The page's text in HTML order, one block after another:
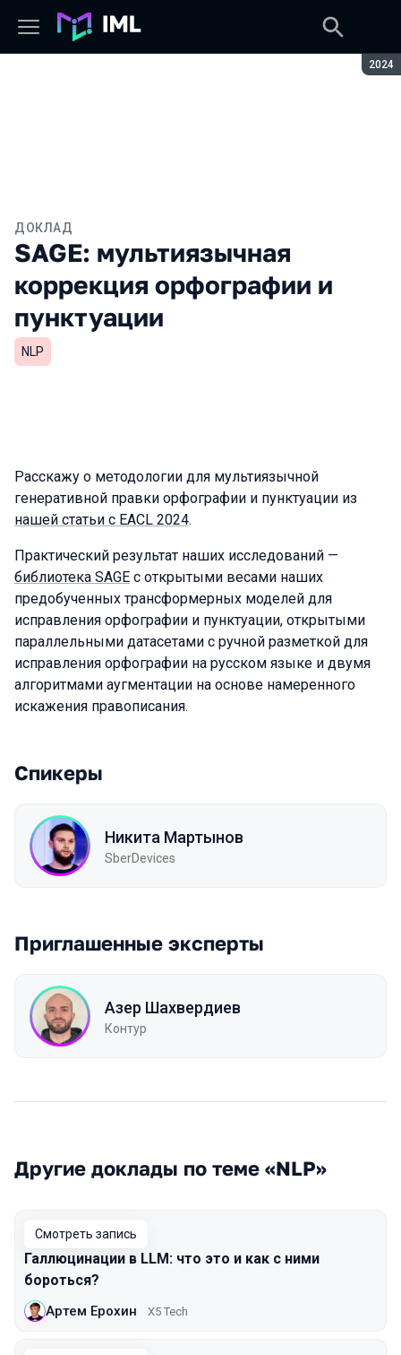
2024
ДОКЛАД
SAGE: мультиязычная
коррекция орфографии и
пунктуации
NLP
Расскажу о методологии для мультиязычной
генеративной правки орфографии и пунктуации из
нашей статьи с EACL 2024.
Практический результат наших исследований —
библиотека SAGE с открытыми весами наших
предобученных трансформерных моделей для
исправления орфографии и пунктуации, открытыми
параллельными датасетами с ручной разметкой для
исправления орфографии на русском языке и двумя
алгоритмами аугментации на основе намеренного
искажения правописания.
Спикеры
Никита Мартынов
SberDevices
Приглашенные эксперты
Азер Шахвердиев
Контур
Другие доклады по теме «NLP»
Смотреть запись
Галлюцинации в LLM: что это и как с ними
бороться?
Артем Ерохин X5 Tech